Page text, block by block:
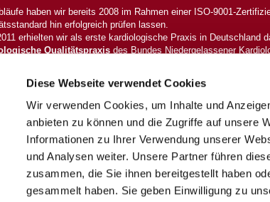
Diese Webseite verwendet Cookies
Wir verwenden Cookies, um Inhalte und
anbieten zu können und die Zugriffe auf unsere
Informationen zu Ihrer Verwendung unserer
und Analysen weiter. Unsere Partner führen
zusammen, die Sie ihnen bereitgestellt haben
gesammelt haben. Sie geben Einwilligung zu
haben wir bereits 2008 im Rahmen einer ISO-9001-
hin erfolgreich prüfen lassen.
erhielten wir als erste kardiologische Praxis in Deutschland
Qualitätspraxis des Bundes Niedergelassener
Schwerpunktpraxis ©2021. All Rights reserved.